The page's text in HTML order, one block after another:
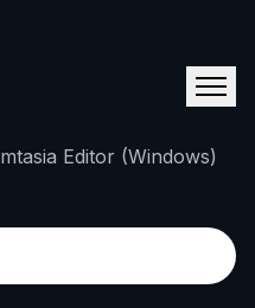
Editor (Windows)